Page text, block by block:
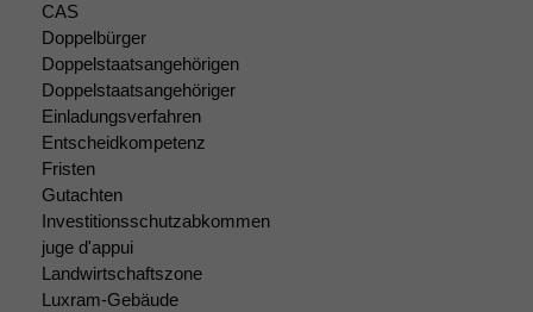
CAS
Doppelbürger
Doppelstaatsangehörigen
Doppelstaatsangehöriger
Einladungsverfahren
Entscheidkompetenz
Fristen
Gutachten
Investitionsschutzabkommen
juge d'appui
Landwirtschaftszone
Luxram-Gebäude